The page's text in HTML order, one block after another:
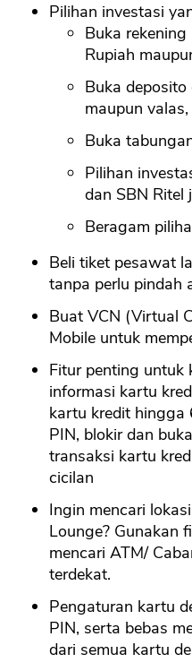
Pilihan investasi
Buka
Rupiah
Buka
maupun
Buka
Pilihan
dan SBN Ritel
Beragam
Beli tiket pesawat
tanpa perlu pindah
Buat VCN (Virtual
Mobile untuk
Fitur penting untuk
informasi kartu
kartu kredit hingga
PIN, blokir dan
transaksi kartu
cicilan
Ingin mencari
Lounge? Gunakan
mencari ATM/
terdekat.
Pengaturan kartu
PIN, serta bebas
dari semua kartu